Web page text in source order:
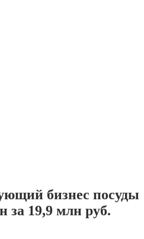
бизнес посуды
за 19,9 млн руб.